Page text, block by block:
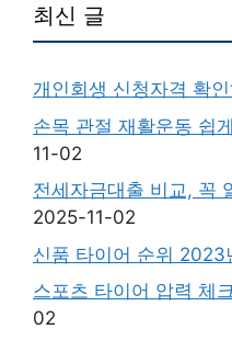
최신 글
개인회생 신청자격 확
손목 관절 재활운동 쉽
11-02
전세자금대출 비교, 꼭
2025-11-02
신품 타이어 순위 2023
스포츠 타이어 압력 체
02